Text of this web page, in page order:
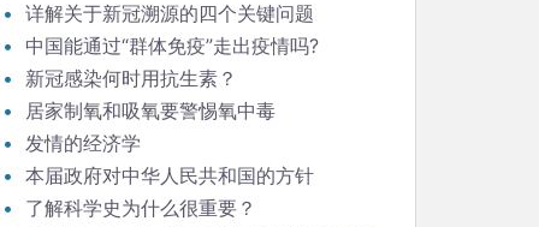
详解关于新冠溯源的四个关键问题
中国能通过“群体免疫”走出疫情吗?
新冠感染何时用抗生素？
居家制氧和吸氧要警惕氧中毒
发情的经济学
本届政府对中华人民共和国的方针
了解科学史为什么很重要？